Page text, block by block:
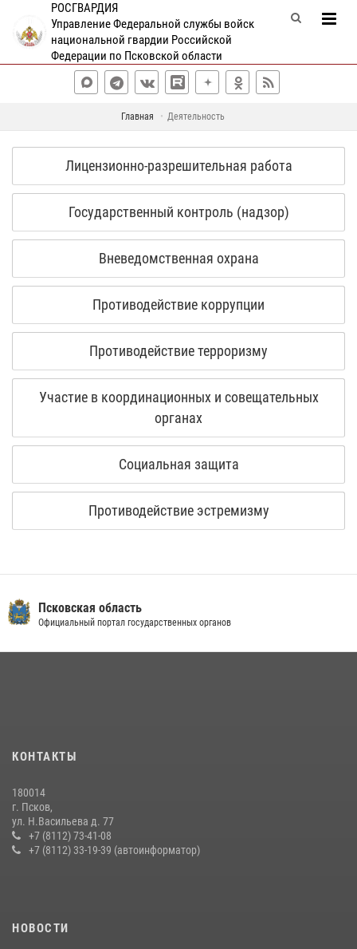
РОСГВАРДИЯ
Управление Федеральной службы войск
национальной гвардии Российской
Федерации по Псковской области
Главная Деятельность
Лицензионно-разрешительная работа
Государственный контроль (надзор)
Вневедомственная охрана
Противодействие коррупции
Противодействие терроризму
Участие в координационных и совещательных
органах
Социальная защита
Противодействие эстремизму
Псковская область
Официальный портал государственных органов
КОНТАКТЫ
180014
г. Псков,
ул. Н.Васильева д. 77
+7 (8112) 73-41-08
+7 (8112) 33-19-39 (автоинформатор)
НОВОСТИ